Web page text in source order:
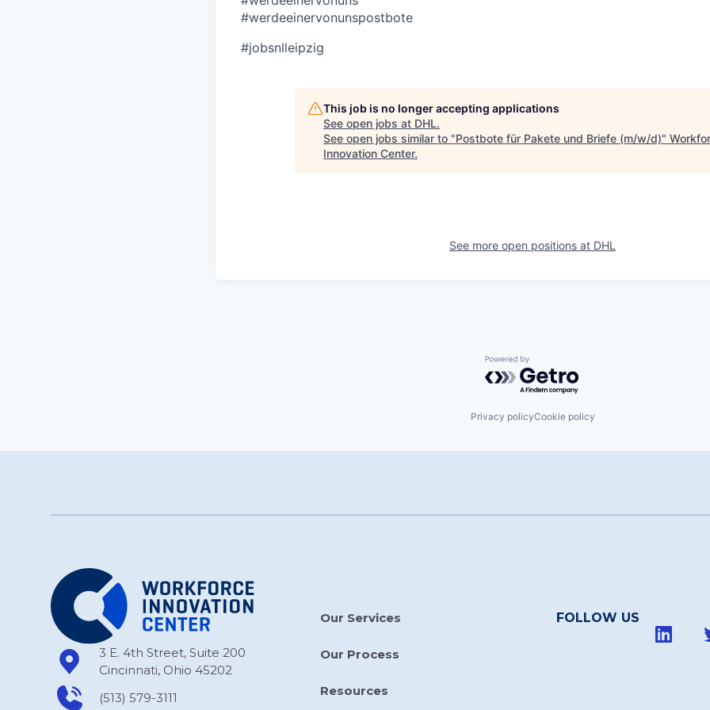
#werdeeinervonunspostbote
#jobsnlleipzig
This job is no longer accepting applications
See open jobs at DHL.
See open jobs similar to "Postbote für Pakete und Briefe (m/w/d)"
Innovation Center.
See more open positions at DHL
Powered by Getro.com
Privacy policyCookie policy
3 E. 4th Street, Suite 200
Cincinnati, Ohio 45202
(513) 579-3111
Our Services
Our Process
Resources
FOLLOW US